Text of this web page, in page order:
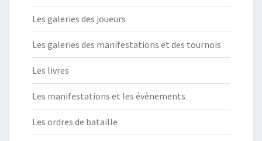
Les galeries des joueurs
Les galeries des manifestations et des tournois
Les livres
Les manifestations et les évènements
Les ordres de bataille